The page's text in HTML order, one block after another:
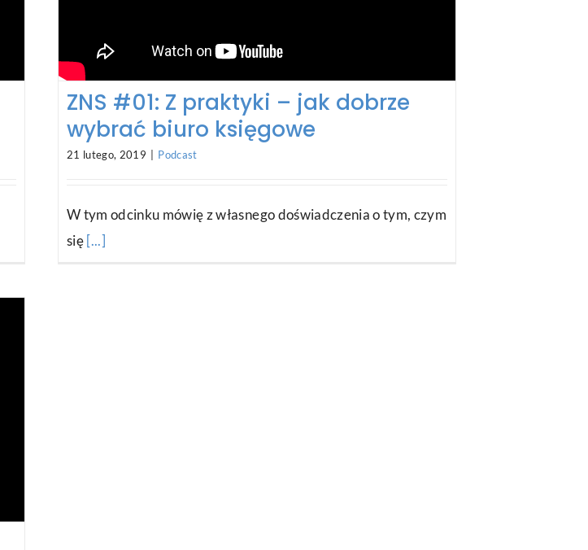
ZNS #01: Z praktyki – jak dobrze
wybrać biuro księgowe
21 lutego, 2019 | Podcast
W tym odcinku mówię z własnego doświadczenia o tym, czym
się[...]